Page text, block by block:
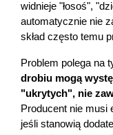
widnieje "łosoś",
automatycznie nie
skład często temu
Problem polega na
drobiu mogą
"ukrytych", nie
Producent nie musi
jeśli stanowią